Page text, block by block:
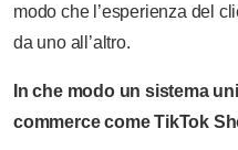
modo che l’esperienza del
da uno all’altro.
In che modo un sistema
commerce come TikTok